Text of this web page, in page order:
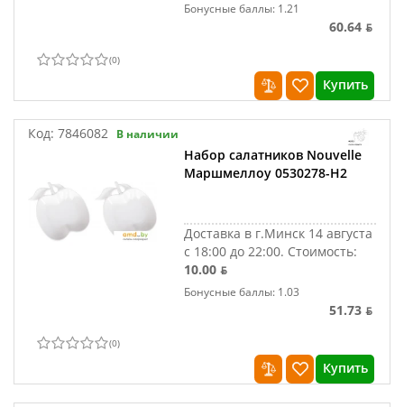
Бонусные баллы: 1.21
60.64 ƃ
(0)
Купить
Код: 7846082 В наличии
Набор салатников Nouvelle
Маршмеллоу 0530278-Н2
Доставка в г.Минск 14 августа
с 18:00 до 22:00. Стоимость:
10.00 ƃ
Бонусные баллы: 1.03
51.73 ƃ
(0)
Купить